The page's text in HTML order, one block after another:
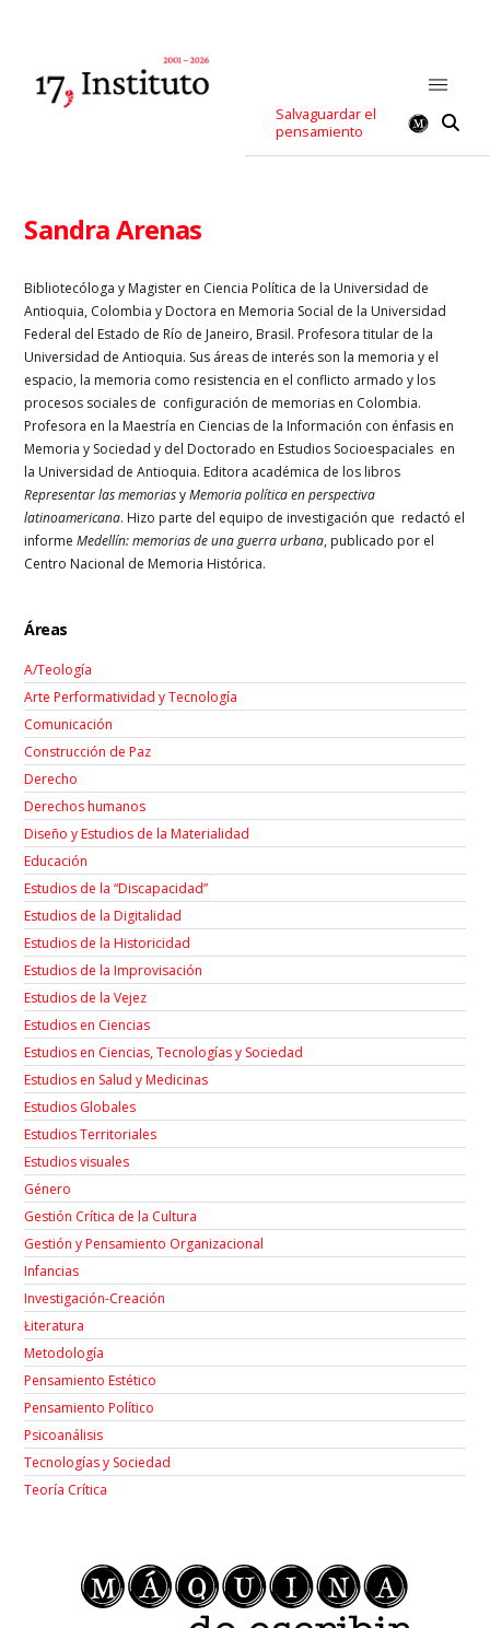
Salvaguardar el
pensamiento
Sandra Arenas
Bibliotecóloga y Magister en Ciencia Política de la Universidad de
Antioquia, Colombia y Doctora en Memoria Social de la Universidad
Federal del Estado de Río de Janeiro, Brasil. Profesora titular de la
Universidad de Antioquia. Sus áreas de interés son la memoria y el
espacio, la memoria como resistencia en el conflicto armado y los
procesos sociales de configuración de memorias en Colombia.
Profesora en la Maestría en Ciencias de la Información con énfasis en
Memoria y Sociedad y del Doctorado en Estudios Socioespaciales en
la Universidad de Antioquia. Editora académica de los libros
Representar las memoriasyMemoria política en perspectiva
latinoamericana. Hizo parte del equipo de investigación que redactó el
informeMedellín: memorias de una guerra urbana, publicado por el
Centro Nacional de Memoria Histórica.
Áreas
A/Teología
Arte Performatividad y Tecnología
Comunicación
Construcción de Paz
Derecho
Derechos humanos
Diseño y Estudios de la Materialidad
Educación
Estudios de la “Discapacidad”
Estudios de la Digitalidad
Estudios de la Historicidad
Estudios de la Improvisación
Estudios de la Vejez
Estudios en Ciencias
Estudios en Ciencias, Tecnologías y Sociedad
Estudios en Salud y Medicinas
Estudios Globales
Estudios Territoriales
Estudios visuales
Género
Gestión Crítica de la Cultura
Gestión y Pensamiento Organizacional
Infancias
Investigación-Creación
Łiteratura
Metodología
Pensamiento Estético
Pensamiento Político
Psicoanálisis
Tecnologías y Sociedad
Teoría Crítica